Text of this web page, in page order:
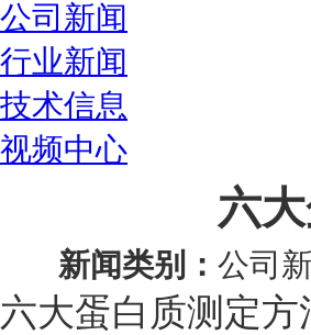
公司新闻
行业新闻
技术信息
视频中心
六
新闻类别： 公司
六大蛋白质测定